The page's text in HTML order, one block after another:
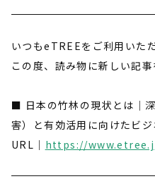
いつもeTREEをご利用いた
この度、読み物に新しい記事
■ 日本の竹林の現状とは｜
害）と有効活用に向けたビ
URL｜ https://